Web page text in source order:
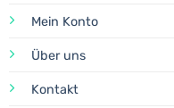
Mein Konto
Über uns
Kontakt